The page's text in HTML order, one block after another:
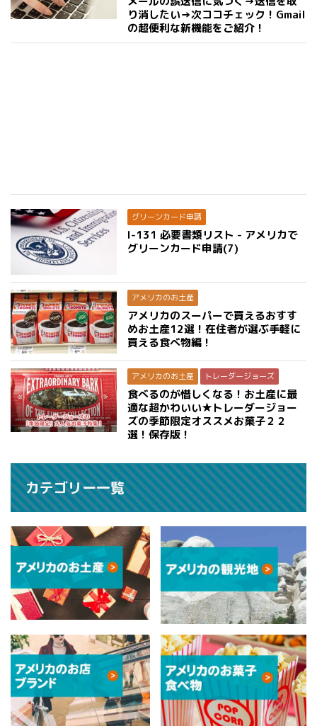
り消したい→次ココチェック！Gmail
の超便利な新機能をご紹介！
グリーンカード申請
I-131 必要書類リスト - アメリカで
グリーンカード申請(7)
アメリカのお土産
アメリカのスーパーで買えるおすす
めお土産12選！在住者が選ぶ手軽に
買える食べ物編！
アメリカのお土産 トレーダージョーズ
食べるのが惜しくなる！お土産に最
適な超かわいい★トレーダージョー
ズの季節限定オススメお菓子２２
選！保存版！
カテゴリー一覧